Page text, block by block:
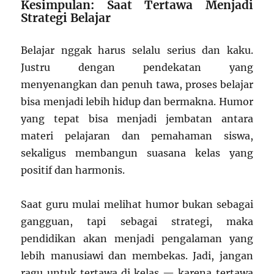
Kesimpulan: Saat Tertawa Menjadi
Strategi Belajar
Belajar nggak harus selalu serius dan kaku.
Justru dengan pendekatan yang
menyenangkan dan penuh tawa, proses belajar
bisa menjadi lebih hidup dan bermakna. Humor
yang tepat bisa menjadi jembatan antara
materi pelajaran dan pemahaman siswa,
sekaligus membangun suasana kelas yang
positif dan harmonis.
Saat guru mulai melihat humor bukan sebagai
gangguan, tapi sebagai strategi, maka
pendidikan akan menjadi pengalaman yang
lebih manusiawi dan membekas. Jadi, jangan